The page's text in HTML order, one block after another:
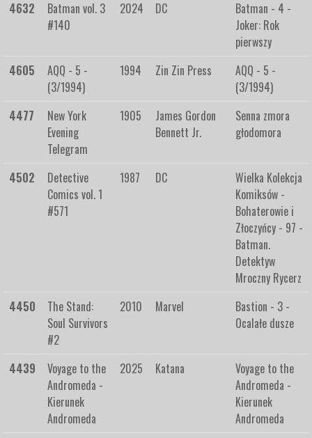
4632
Batman vol. 3
#140
2024 DC
Batman - 4 -
Joker: Rok
pierwszy
4605
AQQ - 5 -
(3/1994)
1994 Zin Zin Press
AQQ - 5 -
(3/1994)
4477
New York
Evening
Telegram
1905
James Gordon
Bennett Jr.
Senna zmora
głodomora
4502
Detective
Comics vol. 1
#571
1987 DC
Wielka Kolekcja
Komiksów -
Bohaterowie i
Złoczyńcy - 97 -
Batman.
Detektyw
Mroczny Rycerz
4450
The Stand:
Soul Survivors
#2
2010 Marvel
Bastion - 3 -
Ocalałe dusze
4439
Voyage to the
Andromeda -
Kierunek
Andromeda
2025 Katana
Voyage to the
Andromeda -
Kierunek
Andromeda